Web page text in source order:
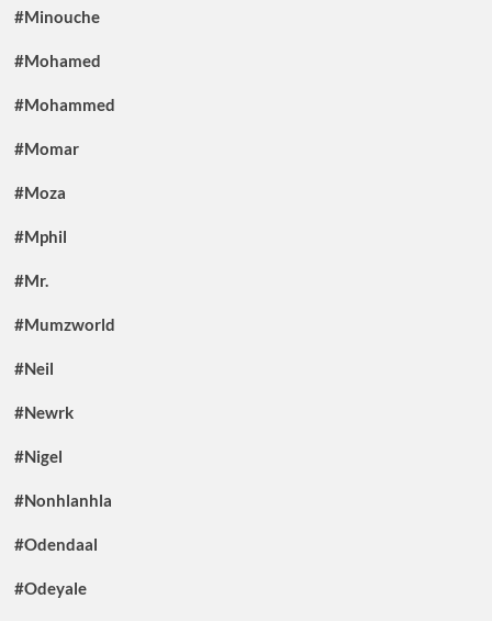
#Minouche
#Mohamed
#Mohammed
#Momar
#Moza
#Mphil
#Mr.
#Mumzworld
#Neil
#Newrk
#Nigel
#Nonhlanhla
#Odendaal
#Odeyale